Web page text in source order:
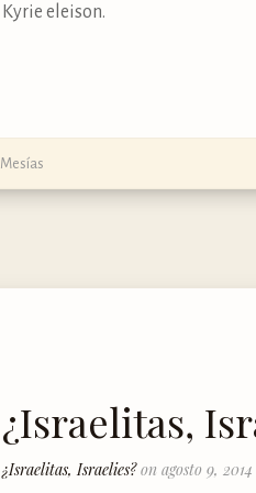
Kyrie eleison.
Mesías
¿Israelitas,
¿Israelitas, Israelies?on agosto 9, 2014